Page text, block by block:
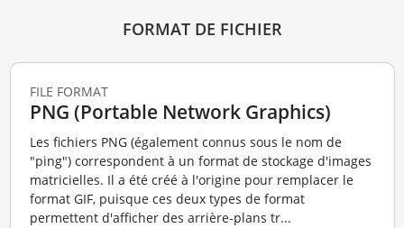
FORMAT DE FICHIER
FILE FORMAT
PNG (Portable Network Graphics)
Les fichiers PNG (également connus sous le nom de
"ping") correspondent à un format de stockage d'images
matricielles. Il a été créé à l'origine pour remplacer le
format GIF, puisque ces deux types de format
permettent d'afficher des arrière-plans tr...